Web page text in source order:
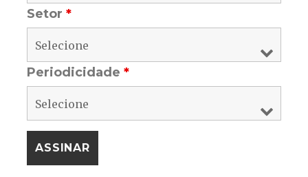
Setor*
Periodicidade*